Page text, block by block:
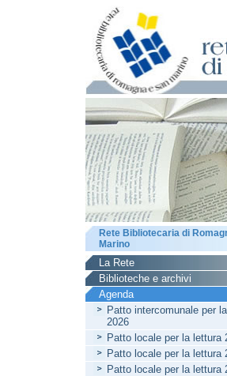
Rete Bibliotecaria di
Marino
La Rete
Biblioteche e archivi
Agenda
Patto intercomunale per
2026
Patto locale per la lettura
Patto locale per la lettura
Patto locale per la lettura